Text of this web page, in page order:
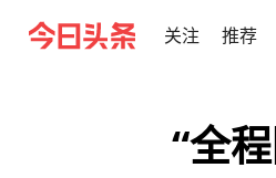
关注 推荐
“全